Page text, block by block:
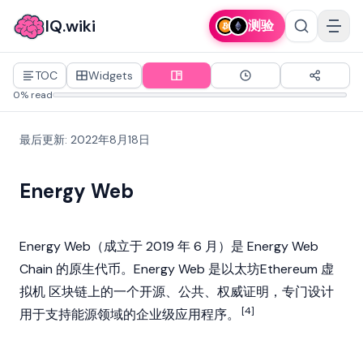
IQ.wiki 测验
TOC Widgets
0% read
最后更新: 2022年8月18日
Energy Web
Energy Web（成立于 2019 年 6 月）是 Energy Web
Chain 的原生代币。Energy Web 是以太坊Ethereum 虚
拟机 区块链上的一个开源、公共、权威证明，专门设计
用于支持能源领域的企业级应用程序。
[4]